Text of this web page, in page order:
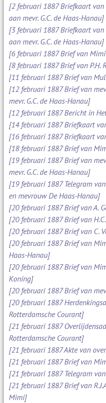
[2 februari 1887 Briefkaart van
aan mevr. G.C. de Haas-Hanau]
[3 februari 1887 Briefkaart van
aan mevr. G.C. de Haas-Hanau]
[6 februari 1887 Brief van
[8 februari 1887 Brief van
[11 februari 1887 Brief van
[12 februari 1887 Brief van
mevr. G.C. de Haas-Hanau]
[12 februari 1887 Bericht in
[14 februari 1887 Briefkaart
[16 februari 1887 Briefkaart
[18 februari 1887 Brief van
[19 februari 1887 Brief van
mevr. G.C. de Haas-Hanau]
[19 februari 1887 Telegram
en mevrouw De Haas-Hanau]
[20 februari 1887 Brief van A.
[20 februari 1887 Brief van
[20 februari 1887 Brief van C.
[20 februari 1887 Brief van
Haas-Hanau]
[20 februari 1887 Brief van
Koning]
[20 februari 1887 Brief van
[20 februari 1887
Rotterdamsche Courant]
[21 februari 1887
Rotterdamsche Courant]
[21 februari 1887 Akte van
[21 februari 1887 Brief van
[21 februari 1887 Telegram
[21 februari 1887 Brief van
Mimi]